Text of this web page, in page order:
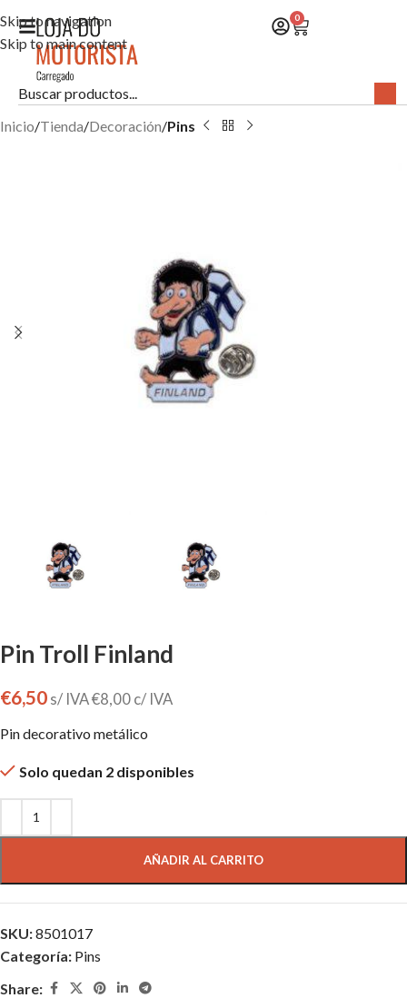
Skip to navigation
Skip to main content
0
Inicio Tienda Decoración Pins
Pin Troll Finland
€6,50 s/ IVA€8,00 c/ IVA
Pin decorativo metálico
Solo quedan 2 disponibles
AÑADIR AL CARRITO
SKU:8501017
Categoría: Pins
Share: